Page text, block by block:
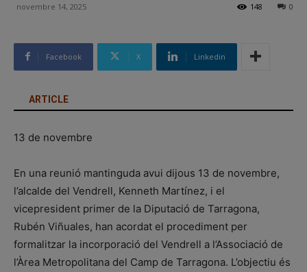
novembre 14, 2025 0
148
Facebook X Linkedin
ARTICLE
13 de novembre
En una reunió mantinguda avui dijous 13 de novembre,
l’alcalde del Vendrell, Kenneth Martínez, i el
vicepresident primer de la Diputació de Tarragona,
Rubén Viñuales, han acordat el procediment per
formalitzar la incorporació del Vendrell a l’Associació de
l’Àrea Metropolitana del Camp de Tarragona. L’objectiu és